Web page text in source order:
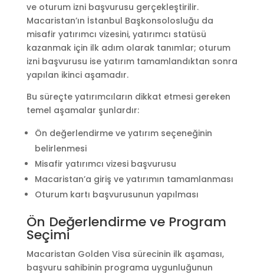
ve oturum izni başvurusu gerçekleştirilir.
Macaristan’ın İstanbul Başkonsolosluğu da
misafir yatırımcı vizesini, yatırımcı statüsü
kazanmak için ilk adım olarak tanımlar; oturum
izni başvurusu ise yatırım tamamlandıktan sonra
yapılan ikinci aşamadır.
Bu süreçte yatırımcıların dikkat etmesi gereken
temel aşamalar şunlardır:
Ön değerlendirme ve yatırım seçeneğinin
belirlenmesi
Misafir yatırımcı vizesi başvurusu
Macaristan’a giriş ve yatırımın tamamlanması
Oturum kartı başvurusunun yapılması
Ön Değerlendirme ve Program
Seçimi
Macaristan Golden Visa sürecinin ilk aşaması,
başvuru sahibinin programa uygunluğunun